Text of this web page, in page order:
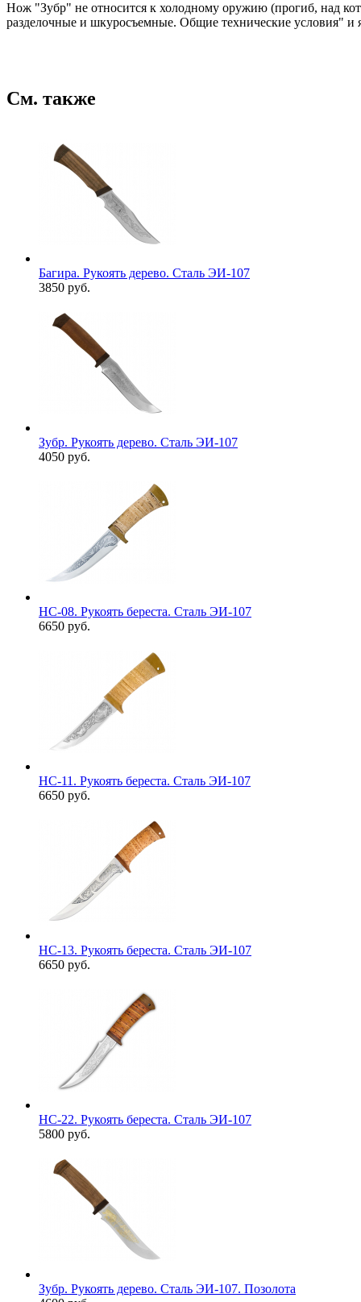
Нож "Зубр" не относится к холодному оружию (прогиб, над
разделочные и шкуросъемные. Общие технические условия" и
См. также
Багира. Рукоять дерево. Сталь ЭИ-107
3850 руб.
Зубр. Рукоять дерево. Сталь ЭИ-107
4050 руб.
НС-08. Рукоять береста. Сталь ЭИ-107
6650 руб.
НС-11. Рукоять береста. Сталь ЭИ-107
6650 руб.
НС-13. Рукоять береста. Сталь ЭИ-107
6650 руб.
НС-22. Рукоять береста. Сталь ЭИ-107
5800 руб.
Зубр. Рукоять дерево. Сталь ЭИ-107. Позолота